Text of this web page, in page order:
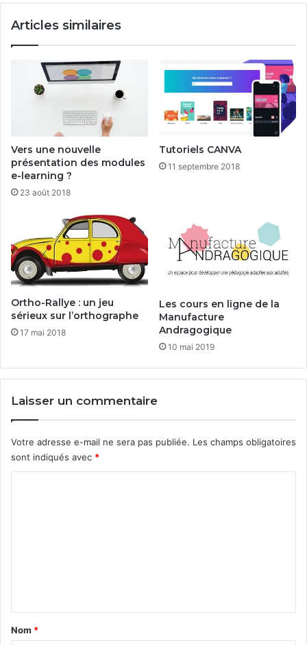
Articles similaires
Vers une nouvelle
présentation des modules
e-learning ?
23 août 2018
Tutoriels CANVA
11 septembre 2018
Ortho-Rallye : un jeu
sérieux sur l’orthographe
17 mai 2018
Les cours en ligne de la
Manufacture
Andragogique
10 mai 2019
Laisser un commentaire
Votre adresse e-mail ne sera pas publiée. Les champs obligatoires
sont indiqués avec *
a
Nom *